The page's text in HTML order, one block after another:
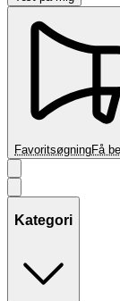
FavoritsøgningFå
Kategori